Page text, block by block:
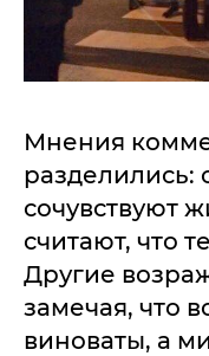
Мнения
разделились:
сочувствуют
считают, что
Другие
замечая, что
виноваты, а